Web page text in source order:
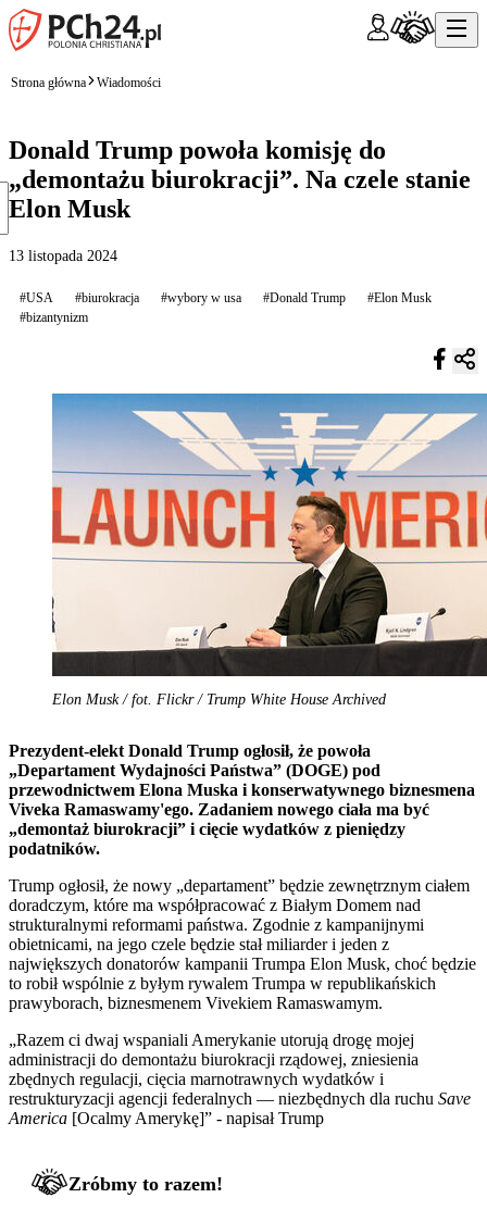
Strona główna Wiadomości
Donald Trump powoła komisję do
„demontażu biurokracji”. Na czele stanie
Elon Musk
13 listopada 2024
#USA #biurokracja #wybory w usa #Donald Trump
#Elon Musk
#bizantynizm
Elon Musk / fot. Flickr / Trump White House Archived
Prezydent-elekt Donald Trump ogłosił, że powoła
„Departament Wydajności Państwa” (DOGE) pod
przewodnictwem Elona Muska i konserwatywnego biznesmena
Viveka Ramaswamy'ego. Zadaniem nowego ciała ma być
„demontaż biurokracji” i cięcie wydatków z pieniędzy
podatników.
Trump ogłosił, że nowy „departament” będzie zewnętrznym ciałem
doradczym, które ma współpracować z Białym Domem nad
strukturalnymi reformami państwa. Zgodnie z kampanijnymi
obietnicami, na jego czele będzie stał miliarder i jeden z
największych donatorów kampanii Trumpa Elon Musk, choć będzie
to robił wspólnie z byłym rywalem Trumpa w republikańskich
prawyborach, biznesmenem Vivekiem Ramaswamym.
„Razem ci dwaj wspaniali Amerykanie utorują drogę mojej
administracji do demontażu biurokracji rządowej, zniesienia
zbędnych regulacji, cięcia marnotrawnych wydatków i
restrukturyzacji agencji federalnych — niezbędnych dla ruchu Save
America [Ocalmy Amerykę]” - napisał Trump
Zróbmy to razem!